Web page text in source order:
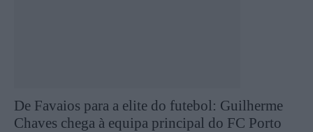
De Favaios para a elite do futebol: Guilherme
Chaves chega à equipa principal do FC Porto